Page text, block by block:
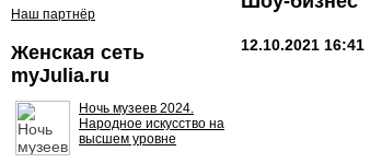
Наш партнёр
Женская сеть
myJulia.ru
Ночь музеев 2024.
Народное искусство на
высшем уровне
12.10.2021 16:41